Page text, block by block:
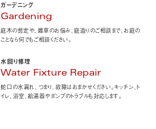
ガーデニング
Gardening
庭木の剪定や、雑草のお悩み、庭造りのご相談まで、お庭の
ことなら何でもご相談ください。
水回り修理
Water Fixture Repair
蛇口の水漏れ、つまり、故障はおまかせください。キッチン、ト
イレ、浴室、給湯器やポンプのトラブルも対応します。